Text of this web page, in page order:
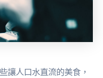
讓人口水直流的美食，